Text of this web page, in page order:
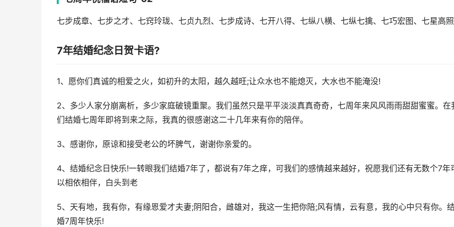
七步成章、七步之才、七窍玲珑、七贞九烈、七步成诗、七开八得、七纵八横、七纵七擒、七巧宏图、七星高照
7年结婚纪念日贺卡语?
1、愿你们真诚的相爱之火，如初升的太阳，越久越旺;让众水也不能熄灭，大水也不能淹没!
2、多少人家分崩离析，多少家庭破镜重聚。我们虽然只是平平淡淡真真奇奇，七周年来风风雨雨甜甜蜜蜜。在
们结婚七周年即将到来之际，我真的很感谢这二十几年来有你的陪伴。
3、感谢你，原谅和接受老公的坏脾气，谢谢你亲爱的。
4、结婚纪念日快乐!一转眼我们结婚7年了，都说有7年之痒，可我们的感情越来越好，祝愿我们还有无数个7年
以相依相伴，白头到老
5、天有地，我有你，有缘恩爱才夫妻;阴阳合，雌雄对，我这一生把你陪;风有情，云有意，我的心中只有你。结
婚7周年快乐!